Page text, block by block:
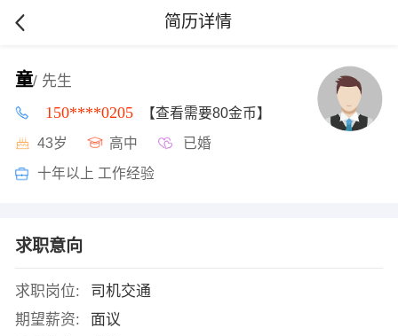
简历详情
童/ 先生
150****0205 【查看需要80金币】
43岁 高中 已婚
十年以上 工作经验
求职意向
求职岗位:
司机交通
期望薪资:
面议